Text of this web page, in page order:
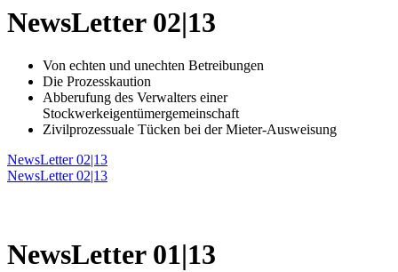
NewsLetter 02|13
Von echten und unechten Betreibungen
Die Prozesskaution
Abberufung des Verwalters einer
Stockwerkeigentümergemeinschaft
Zivilprozessuale Tücken bei der Mieter-Ausweisung
NewsLetter 02|13
NewsLetter 02|13
NewsLetter 01|13